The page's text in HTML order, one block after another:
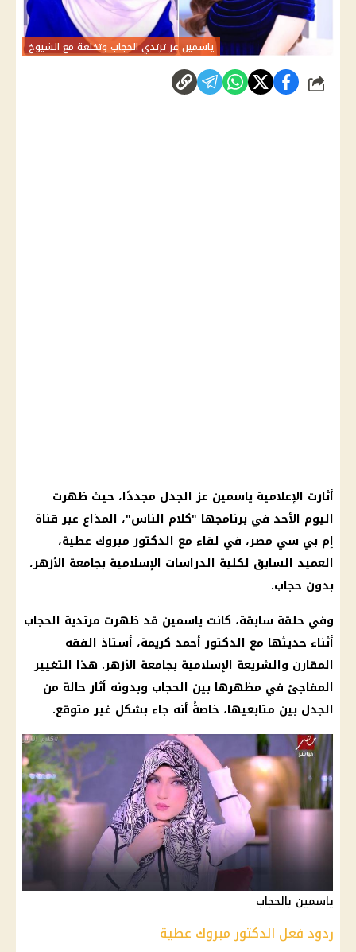
ياسمين عز ترتدي الحجاب وتخلعة مع الشيوخ
شارك
أثارت الإعلامية ياسمين عزالجدل مجددًا، حيث ظهرت
اليوم الأحد في برنامجها "كلام الناس"، المذاع عبر قناة
إم بي سي مصر، في لقاء مع الدكتورمبروك عطية،
العميد السابق لكلية الدراسات الإسلامية بجامعة الأزهر،
بدون حجاب.
وفي حلقة سابقة، كانت ياسمين قد ظهرت مرتدية الحجاب
أثناء حديثها مع الدكتور أحمد كريمة، أستاذ الفقه
المقارن والشريعة الإسلامية بجامعة الأزهر. هذا التغيير
المفاجئ في مظهرها بين الحجاب وبدونه أثار حالة من
الجدل بين متابعيها، خاصةً أنه جاء بشكل غير متوقع.
ياسمين بالحجاب
ردود فعل الدكتور مبروك عطية